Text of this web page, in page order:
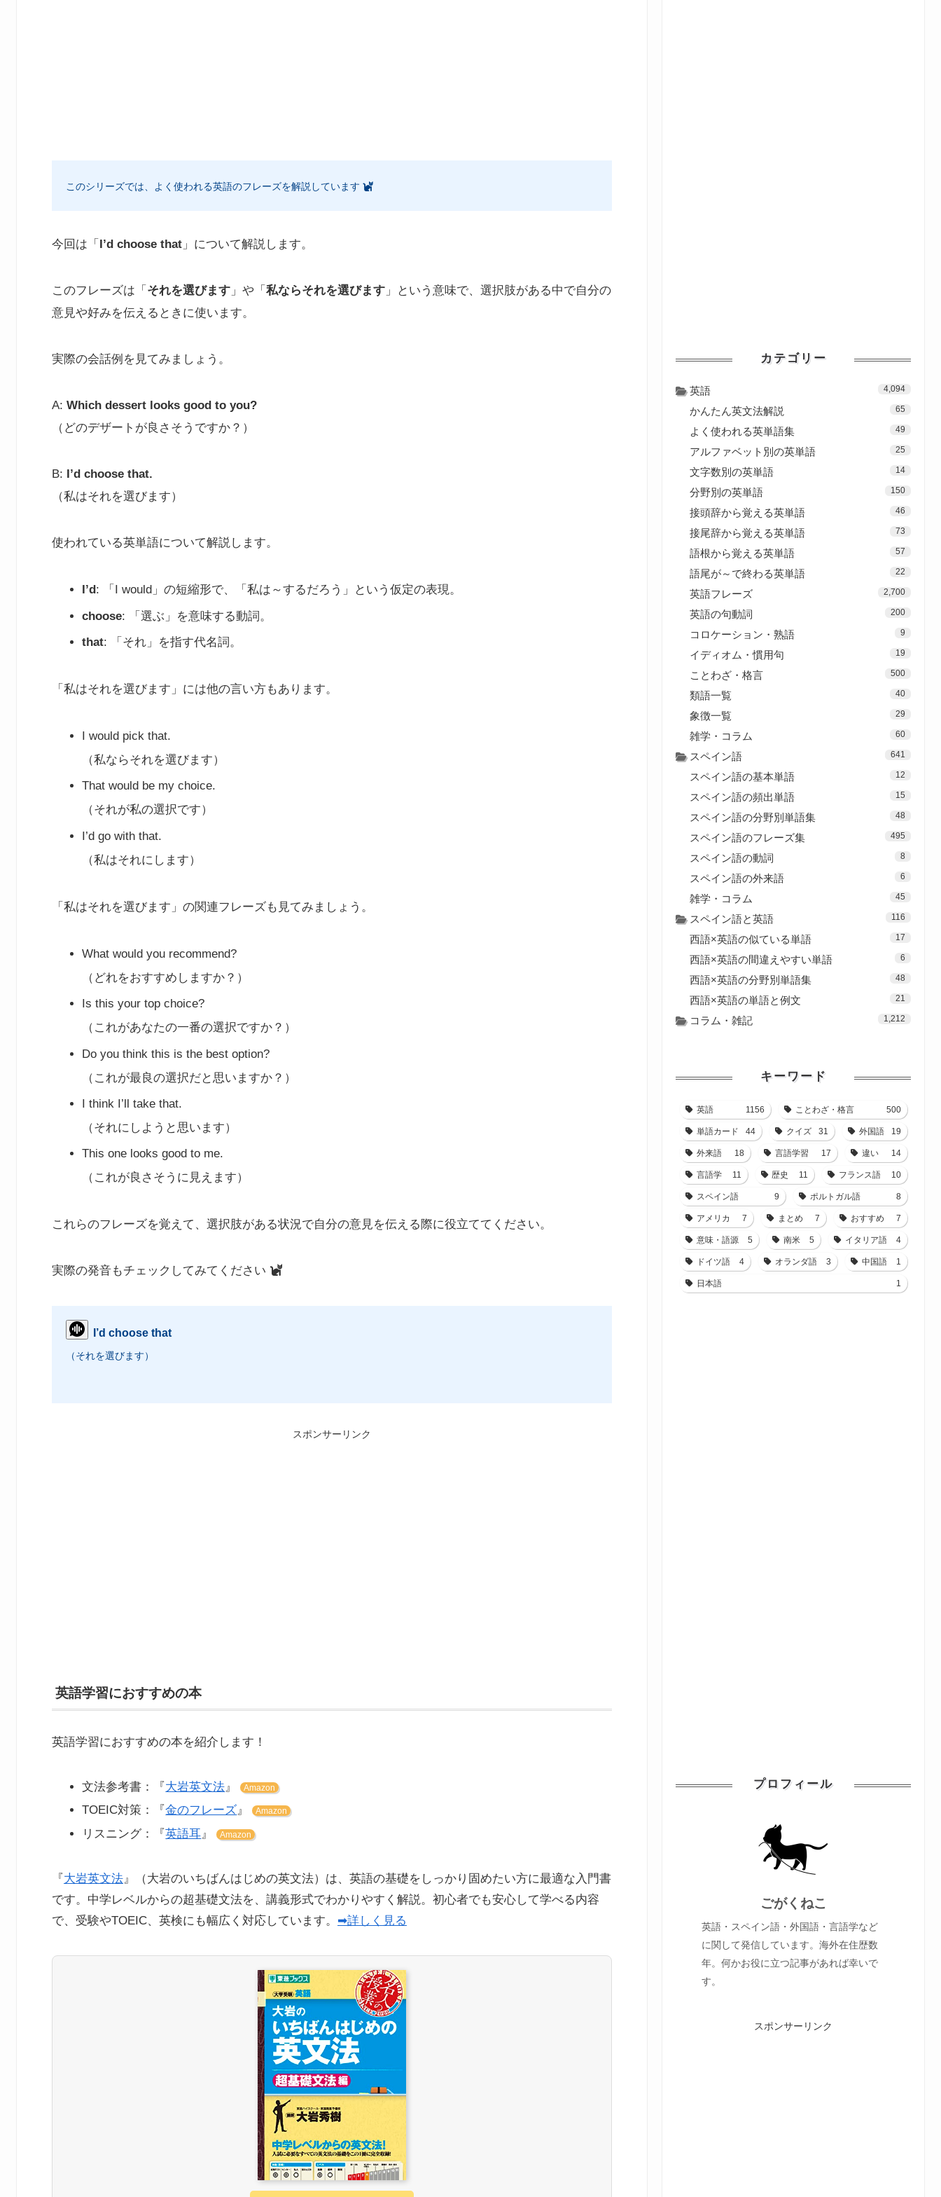
このシリーズでは、よく使われる英語のフレーズを解説しています
今回は「 I’d choose that 」について解説します。
このフレーズは「 それを選びます 」や「 私ならそれを選びます 」という意味で、選択肢がある中で自分の
意見や好みを伝えるときに使います。
実際の会話例を見てみましょう。
A: Which dessert looks good to you?
（どのデザートが良さそうですか？）
B:
I’d choose that.
（私はそれを選びます）
使われている英単語について解説します。
I’d : 「I would」の短縮形で、「私は～するだろう」という仮定の表現。
choose: 「選ぶ」を意味する動詞。
that: 「それ」を指す代名詞。
「私はそれを選びます」には他の言い方もあります。
I would pick that.
（私ならそれを選びます）
That would be my choice.
（それが私の選択です）
I’d go with that.
（私はそれにします）
「私はそれを選びます」の関連フレーズも見てみましょう。
What would you recommend?
（どれをおすすめしますか？）
Is this your top choice?
（これがあなたの一番の選択ですか？）
Do you think this is the best option?
（これが最良の選択だと思いますか？）
I think I’ll take that.
（それにしようと思います）
This one looks good to me.
（これが良さそうに見えます）
これらのフレーズを覚えて、選択肢がある状況で自分の意見を伝える際に役立ててください。
実際の発音もチェックしてみてください
I’d choose that
（それを選びます）
スポンサーリンク
英語学習におすすめの本
英語学習におすすめの本を紹介します！
文法参考書：『大岩英文法』 Amazon
TOEIC対策：『金のフレーズ』 Amazon
リスニング：『英語耳 』 Amazon
『大岩英文法 』（大岩のいちばんはじめの英文法）は、英語の基礎をしっかり固めたい方に最適な入門書
です。中学レベルからの超基礎文法を、講義形式でわかりやすく解説。初心者でも安心して学べる内容
で、受験やTOEIC、英検にも幅広く対応しています。 ➡詳しく見る
カテゴリー
英語 4,094
かんたん英文法解説 65
よく使われる英単語集 49
アルファベット別の英単語 25
文字数別の英単語 14
分野別の英単語 150
接頭辞から覚える英単語 46
接尾辞から覚える英単語 73
語根から覚える英単語 57
語尾が～で終わる英単語 22
英語フレーズ 2,700
英語の句動詞 200
コロケーション・熟語 9
イディオム・慣用句 19
ことわざ・格言 500
類語一覧 40
象徴一覧 29
雑学・コラム 60
スペイン語 641
スペイン語の基本単語 12
スペイン語の頻出単語 15
スペイン語の分野別単語集 48
スペイン語のフレーズ集 495
スペイン語の動詞 8
スペイン語の外来語 6
雑学・コラム 45
スペイン語と英語 116
西語×英語の似ている単語 17
西語×英語の間違えやすい単語 6
西語×英語の分野別単語集 48
西語×英語の単語と例文 21
コラム・雑記 1,212
キーワード
英語 1156 ことわざ・格言 500
単語カード 44 クイズ 31 外国語 19
外来語 18 言語学習 17 違い 14
言語学 11 歴史 11 フランス語 10
スペイン語 9 ポルトガル語 8
アメリカ 7 まとめ 7 おすすめ 7
意味・語源 5 南米 5 イタリア語 4
ドイツ語 4 オランダ語 3 中国語 1
日本語 1
プロフィール
ごがくねこ
英語・スペイン語・外国語・言語学など
に関して発信しています。海外在住歴数
年。何かお役に立つ記事があれば幸いで
す。
スポンサーリンク